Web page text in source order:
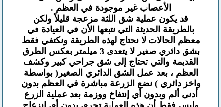
الأعصاب غير موجودة في العظم .
قد يكون عملية شق اللثة مزعجة قليلاً ولكن
بالطريقة الحديثة التي نتبعها الأن في العيادة في
معظم الحالات لا نحتاج لهذه الطريقة ونكتفي فقط
بشق دائري صغير لا يتعدى 3 ميلمتر بعكس الطرق
القديمة والتي تحتاج إلى شق جراحي كبير وكشف
العظم ، بعد عمل الشق الدائري الصغير( بواسطة
واخز دائري ) نضع الزرعة مباشرة في العظم بدون
أدنى ألم وبدون أي إنتفاخ ووزمة بعد عملية الزرع